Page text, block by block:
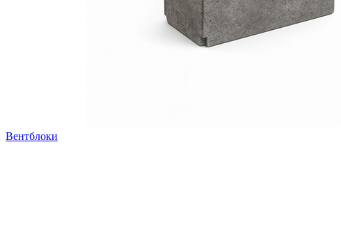
Вентблоки